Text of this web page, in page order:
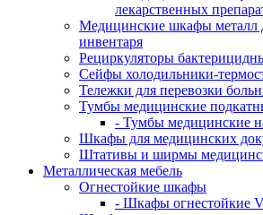
лекарственных
Медицинские шкафы металл
инвентаря
Рециркуляторы
Сейфы холодильники-
Тележки для перевозки
Тумбы медицинские
- Тумбы медицинские
Шкафы для медицинских
Штативы и ширмы
Металлическая мебель
Огнестойкие шкафы
- Шкафы огнестойкие